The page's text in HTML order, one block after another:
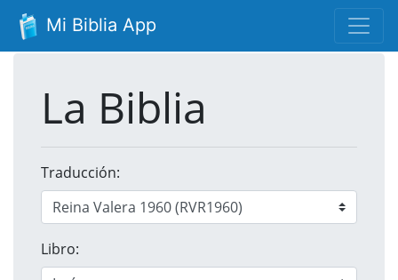
Mi Biblia App
La Biblia
Traducción:
Libro: